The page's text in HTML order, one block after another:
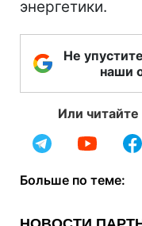
энергетики.
Не
наши
Или читайте
Больше по теме: